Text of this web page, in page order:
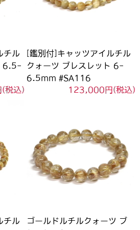
チル
6.5-
税込)
[鑑別付]キャッツアイルチル
クォーツ ブレスレット 6-
6.5mm #SA116
123,000円(税込)
チル
ゴールドルチルクォーツ ブ